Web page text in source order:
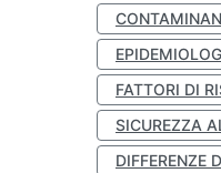
FATTORI DI
SICUREZZA
DIFFERENZE